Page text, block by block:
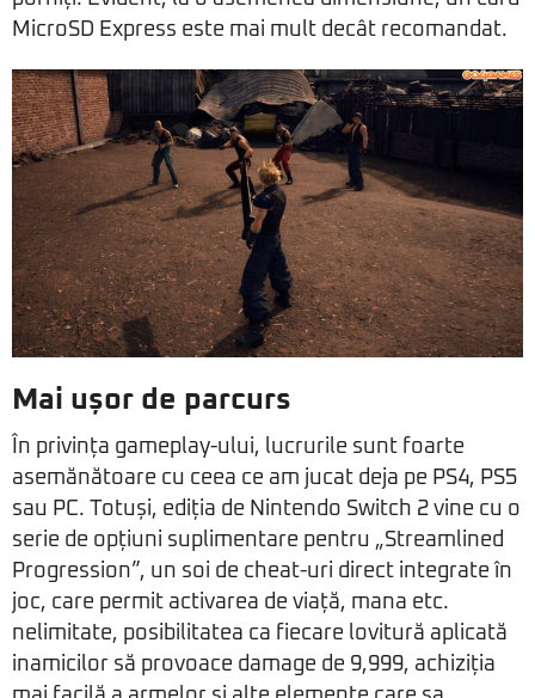
MicroSD Express este mai mult decât recomandat.
Mai ușor de parcurs
În privința gameplay-ului, lucrurile sunt foarte
asemănătoare cu ceea ce am jucat deja pe PS4, PS5
sau PC. Totuși, ediția de Nintendo Switch 2 vine cu o
serie de opțiuni suplimentare pentru „Streamlined
Progression”, un soi de cheat-uri direct integrate în
joc, care permit activarea de viață, mana etc.
nelimitate, posibilitatea ca fiecare lovitură aplicată
inamicilor să provoace damage de 9,999, achiziția